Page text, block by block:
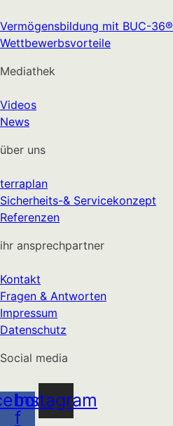
Vermögensbildung mit BUC-36®
Wettbewerbsvorteile
Mediathek
Videos
News
über uns
terraplan
Sicherheits-& Servicekonzept
Referenzen
ihr ansprechpartner
Kontakt
Fragen & Antworten
Impressum
Datenschutz
Social media
f
Instagram